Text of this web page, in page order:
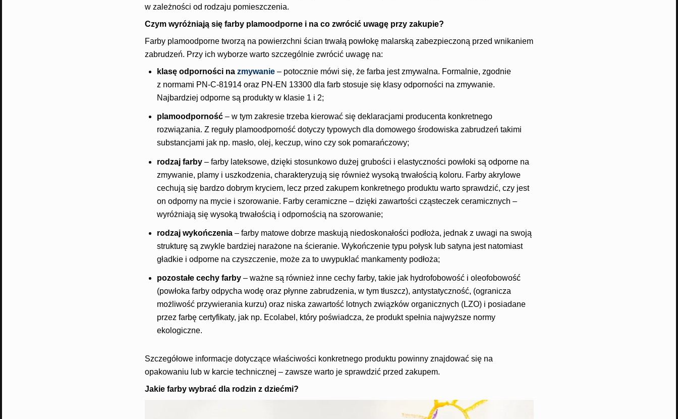
w zależności od rodzaju pomieszczenia.
Czym wyróżniają się farby plamoodporne i na co zwrócić uwagę przy zakupie?
Farby plamoodporne tworzą na powierzchni ścian trwałą powłokę malarską zabezpieczoną przed wnikaniem
zabrudzeń. Przy ich wyborze warto szczególnie zwrócić uwagę na:
klasę odporności na zmywanie – potocznie mówi się, że farba jest zmywalna. Formalnie, zgodnie
z normami PN-C-81914 oraz PN-EN 13300 dla farb stosuje się klasy odporności na zmywanie.
Najbardziej odporne są produkty w klasie 1 i 2;
plamoodporność– w tym zakresie trzeba kierować się deklaracjami producenta konkretnego
rozwiązania. Z reguły plamoodporność dotyczy typowych dla domowego środowiska zabrudzeń takimi
substancjami jak np. masło, olej, keczup, wino czy sok pomarańczowy;
rodzaj farby – farby lateksowe, dzięki stosunkowo dużej grubości i elastyczności powłoki są odporne na
zmywanie, plamy i uszkodzenia, charakteryzują się również wysoką trwałością koloru. Farby akrylowe
cechują się bardzo dobrym kryciem, lecz przed zakupem konkretnego produktu warto sprawdzić, czy jest
on odporny na mycie i szorowanie. Farby ceramiczne – dzięki zawartości cząsteczek ceramicznych –
wyróżniają się wysoką trwałością i odpornością na szorowanie;
rodzaj wykończenia– farby matowe dobrze maskują niedoskonałości podłoża, jednak z uwagi na swoją
strukturę są zwykle bardziej narażone na ścieranie. Wykończenie typu połysk lub satyna jest natomiast
gładkie i odporne na czyszczenie, może za to uwypuklać mankamenty podłoża;
pozostałe cechy farby – ważne są również inne cechy farby, takie jak hydrofobowość i oleofobowość
(powłoka farby odpycha wodę oraz płynne zabrudzenia, w tym tłuszcz), antystatyczność, (ogranicza
możliwość przywierania kurzu) oraz niska zawartość lotnych związków organicznych (LZO) i posiadane
przez farbę certyfikaty, jak np. Ecolabel, który poświadcza, że produkt spełnia najwyższe normy
ekologiczne.
Szczegółowe informacje dotyczące właściwości konkretnego produktu powinny znajdować się na
opakowaniu lub w karcie technicznej – zawsze warto je sprawdzić przed zakupem.
Jakie farby wybrać dla rodzin z dziećmi?